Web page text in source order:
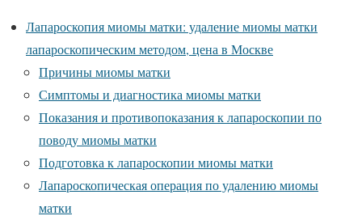
Лапароскопия миомы матки: удаление миомы матки
лапароскопическим методом, цена в Москве
Причины миомы матки
Симптомы и диагностика миомы матки
Показания и противопоказания к лапароскопии по
поводу миомы матки
Подготовка к лапароскопии миомы матки
Лапароскопическая операция по удалению миомы
матки